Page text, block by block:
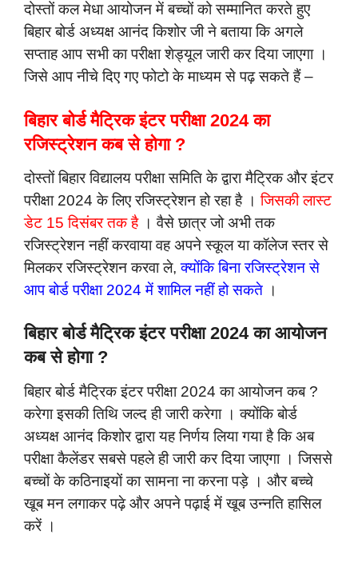
दोस्तों कल मेधा आयोजन में बच्चों को सम्मानित करते हुए
बिहार बोर्ड अध्यक्ष आनंद किशोर जी ने बताया कि अगले
सप्ताह आप सभी का परीक्षा शेड्यूल जारी कर दिया जाएगा ।
जिसे आप नीचे दिए गए फोटो के माध्यम से पढ़ सकते हैं –
बिहार बोर्ड मैट्रिक इंटर परीक्षा 2024 का
रजिस्ट्रेशन कब से होगा ?
दोस्तों बिहार विद्यालय परीक्षा समिति के द्वारा मैट्रिक और इंटर
परीक्षा 2024 के लिए रजिस्ट्रेशन हो रहा है ।जिसकी लास्ट
डेट 15 दिसंबर तक है। वैसे छात्र जो अभी तक
रजिस्ट्रेशन नहीं करवाया वह अपने स्कूल या कॉलेज स्तर से
मिलकर रजिस्ट्रेशन करवा ले,क्योंकि बिना रजिस्ट्रेशन से
आप बोर्ड परीक्षा 2024 में शामिल नहीं हो सकते ।
बिहार बोर्ड मैट्रिक इंटर परीक्षा 2024 का आयोजन
कब से होगा ?
बिहार बोर्ड मैट्रिक इंटर परीक्षा 2024 का आयोजन कब ?
करेगा इसकी तिथि जल्द ही जारी करेगा । क्योंकि बोर्ड
अध्यक्ष आनंद किशोर द्वारा यह निर्णय लिया गया है कि अब
परीक्षा कैलेंडर सबसे पहले ही जारी कर दिया जाएगा । जिससे
बच्चों के कठिनाइयों का सामना ना करना पड़े । और बच्चे
खूब मन लगाकर पढ़े और अपने पढ़ाई में खूब उन्नति हासिल
करें ।